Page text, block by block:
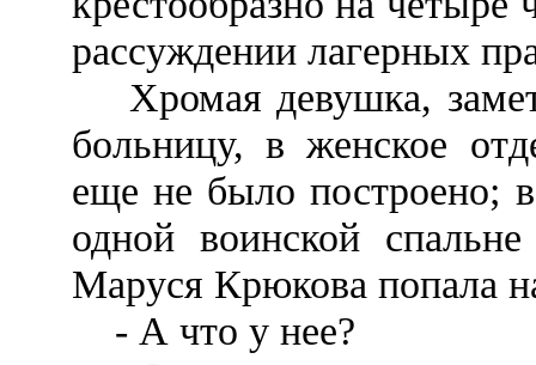
рассуждении лагерных
Хромая девушка,
больницу, в женское
еще не было построено;
одной воинской
Маруся Крюкова попала
- А что у нее?